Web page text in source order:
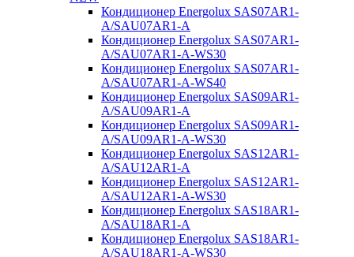
Кондиционер Energolux SAS07AR1-
A/SAU07AR1-A
Кондиционер Energolux SAS07AR1-
A/SAU07AR1-A-WS30
Кондиционер Energolux SAS07AR1-
A/SAU07AR1-A-WS40
Кондиционер Energolux SAS09AR1-
A/SAU09AR1-A
Кондиционер Energolux SAS09AR1-
A/SAU09AR1-A-WS30
Кондиционер Energolux SAS12AR1-
A/SAU12AR1-A
Кондиционер Energolux SAS12AR1-
A/SAU12AR1-A-WS30
Кондиционер Energolux SAS18AR1-
A/SAU18AR1-A
Кондиционер Energolux SAS18AR1-
A/SAU18AR1-A-WS30